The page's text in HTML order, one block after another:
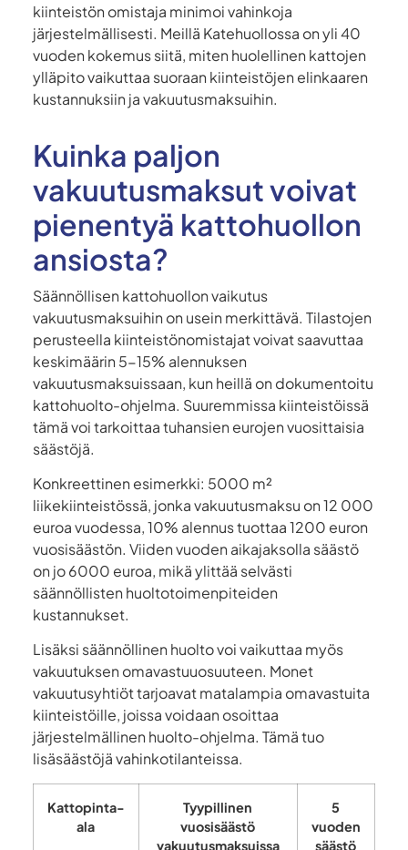
kiinteistön omistaja minimoi vahinkoja
järjestelmällisesti. Meillä Katehuollossa on yli 40
vuoden kokemus siitä, miten huolellinen kattojen
ylläpito vaikuttaa suoraan kiinteistöjen elinkaaren
kustannuksiin ja vakuutusmaksuihin.
Kuinka paljon
vakuutusmaksut voivat
pienentyä kattohuollon
ansiosta?
Säännöllisen kattohuollon vaikutus
vakuutusmaksuihin on usein merkittävä. Tilastojen
perusteella kiinteistönomistajat voivat saavuttaa
keskimäärin 5-15% alennuksen
vakuutusmaksuissaan, kun heillä on dokumentoitu
kattohuolto-ohjelma. Suuremmissa kiinteistöissä
tämä voi tarkoittaa tuhansien eurojen vuosittaisia
säästöjä.
Konkreettinen esimerkki: 5000 m²
liikekiinteistössä, jonka vakuutusmaksu on 12 000
euroa vuodessa, 10% alennus tuottaa 1200 euron
vuosisäästön. Viiden vuoden aikajaksolla säästö
on jo 6000 euroa, mikä ylittää selvästi
säännöllisten huoltotoimenpiteiden
kustannukset.
Lisäksi säännöllinen huolto voi vaikuttaa myös
vakuutuksen omavastuuosuuteen. Monet
vakuutusyhtiöt tarjoavat matalampia omavastuita
kiinteistöille, joissa voidaan osoittaa
järjestelmällinen huolto-ohjelma. Tämä tuo
lisäsäästöjä vahinkotilanteissa.
Kattopinta-
ala
Tyypillinen
vuosisäästö
vakuutusmaksuissa
5
vuoden
säästö